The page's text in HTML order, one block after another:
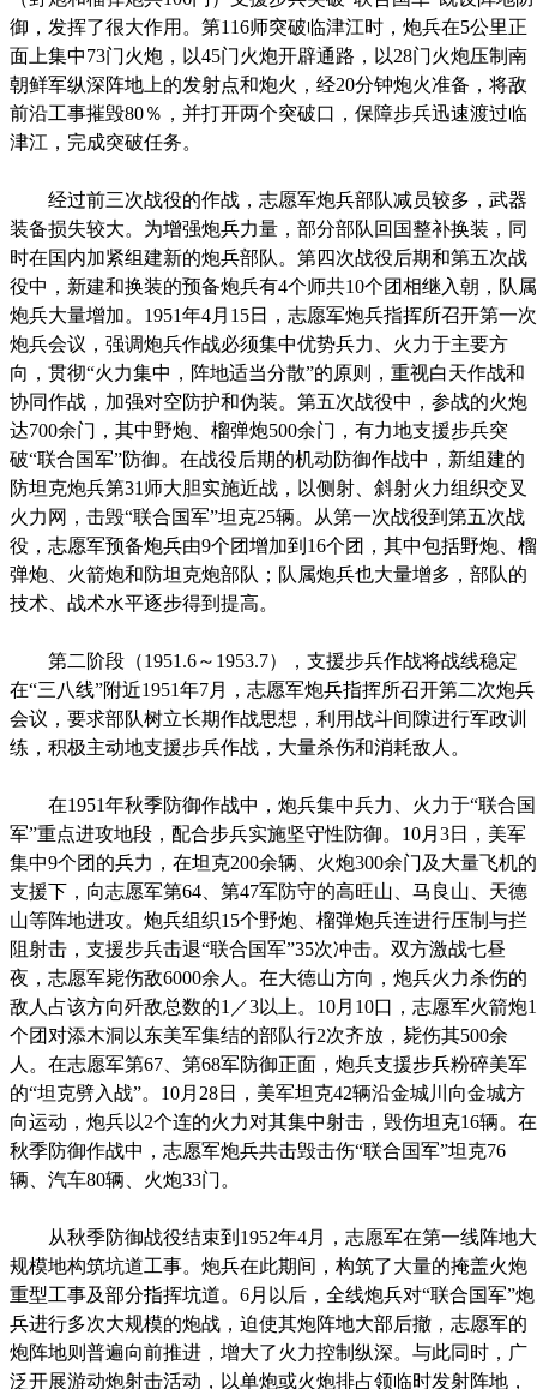
御，发挥了很大作用。第116师突破临津江时，炮兵在5公里正
面上集中73门火炮，以45门火炮开辟通路，以28门火炮压制南
朝鲜军纵深阵地上的发射点和炮火，经20分钟炮火准备，将敌
前沿工事摧毁80％，并打开两个突破口，保障步兵迅速渡过临
津江，完成突破任务。
经过前三次战役的作战，志愿军炮兵部队减员较多，武器
装备损失较大。为增强炮兵力量，部分部队回国整补换装，同
时在国内加紧组建新的炮兵部队。第四次战役后期和第五次战
役中，新建和换装的预备炮兵有4个师共10个团相继入朝，队属
炮兵大量增加。1951年4月15日，志愿军炮兵指挥所召开第一次
炮兵会议，强调炮兵作战必须集中优势兵力、火力于主要方
向，贯彻“火力集中，阵地适当分散”的原则，重视白天作战和
协同作战，加强对空防护和伪装。第五次战役中，参战的火炮
达700余门，其中野炮、榴弹炮500余门，有力地支援步兵突
破“联合国军”防御。在战役后期的机动防御作战中，新组建的
防坦克炮兵第31师大胆实施近战，以侧射、斜射火力组织交叉
火力网，击毁“联合国军”坦克25辆。从第一次战役到第五次战
役，志愿军预备炮兵由9个团增加到16个团，其中包括野炮、榴
弹炮、火箭炮和防坦克炮部队；队属炮兵也大量增多，部队的
技术、战术水平逐步得到提高。
第二阶段（1951.6～1953.7），支援步兵作战将战线稳定
在“三八线”附近1951年7月，志愿军炮兵指挥所召开第二次炮兵
会议，要求部队树立长期作战思想，利用战斗间隙进行军政训
练，积极主动地支援步兵作战，大量杀伤和消耗敌人。
在1951年秋季防御作战中，炮兵集中兵力、火力于“联合国
军”重点进攻地段，配合步兵实施坚守性防御。10月3日，美军
集中9个团的兵力，在坦克200余辆、火炮300余门及大量飞机的
支援下，向志愿军第64、第47军防守的高旺山、马良山、天德
山等阵地进攻。炮兵组织15个野炮、榴弹炮兵连进行压制与拦
阻射击，支援步兵击退“联合国军”35次冲击。双方激战七昼
夜，志愿军毙伤敌6000余人。在大德山方向，炮兵火力杀伤的
敌人占该方向歼敌总数的1／3以上。10月10口，志愿军火箭炮1
个团对添木洞以东美军集结的部队行2次齐放，毙伤其500余
人。在志愿军第67、第68军防御正面，炮兵支援步兵粉碎美军
的“坦克劈入战”。10月28日，美军坦克42辆沿金城川向金城方
向运动，炮兵以2个连的火力对其集中射击，毁伤坦克16辆。在
秋季防御作战中，志愿军炮兵共击毁击伤“联合国军”坦克76
辆、汽车80辆、火炮33门。
从秋季防御战役结束到1952年4月，志愿军在第一线阵地大
规模地构筑坑道工事。炮兵在此期间，构筑了大量的掩盖火炮
重型工事及部分指挥坑道。6月以后，全线炮兵对“联合国军”炮
兵进行多次大规模的炮战，迫使其炮阵地大部后撤，志愿军的
炮阵地则普遍向前推进，增大了火力控制纵深。与此同时，广
泛开展游动炮射击活动，以单炮或火炮排占领临时发射阵地，